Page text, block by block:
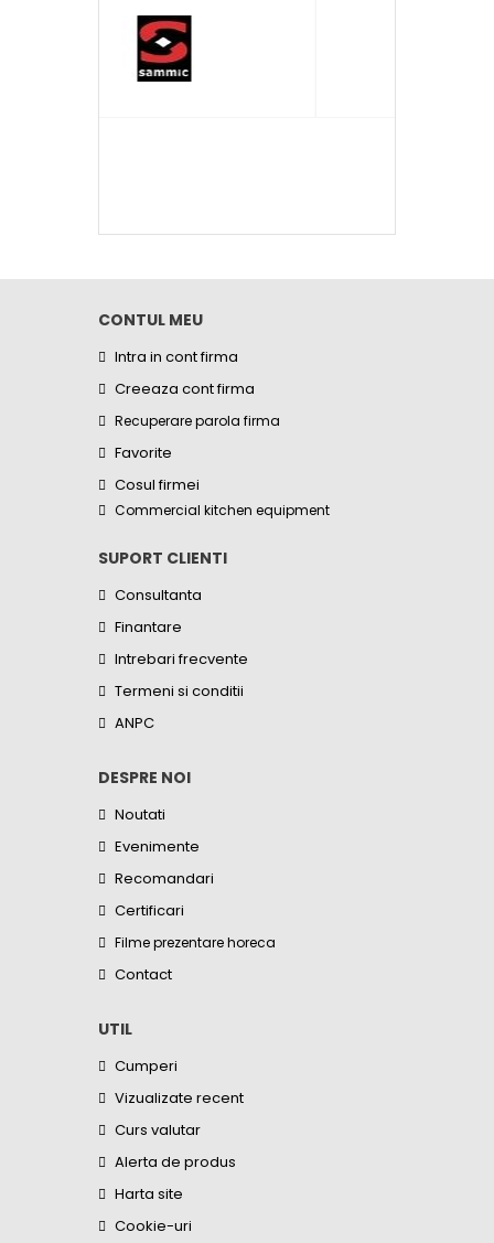
CONTUL MEU
Intra in cont firma
Creeaza cont firma
Recuperare parola firma
Favorite
Cosul firmei
Commercial kitchen equipment
SUPORT CLIENTI
Consultanta
Finantare
Intrebari frecvente
Termeni si conditii
ANPC
DESPRE NOI
Noutati
Evenimente
Recomandari
Certificari
Filme prezentare horeca
Contact
UTIL
Cumperi
Vizualizate recent
Curs valutar
Alerta de produs
Harta site
Cookie-uri